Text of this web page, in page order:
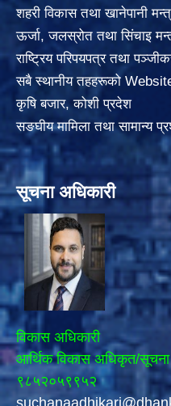
शहरी विकास तथा खानेपानी
ऊर्जा, जलस्रोत तथा सिंचाइ
राष्ट्रिय परिपयपत्र तथा
सबै स्थानीय तहहरूको
कृषि बजार, कोशी प्रदेश
सङघीय मामिला तथा सामान्य
सूचना अधिकारी
विकास अधिकारी
आर्थिक विकास अधिकृत/सूचना
९८५२०५९९५२